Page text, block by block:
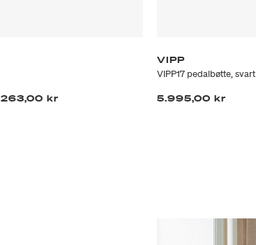
263,00 kr
VIPP
VIPP17 pedalbøtte, svart
5.995,00 kr